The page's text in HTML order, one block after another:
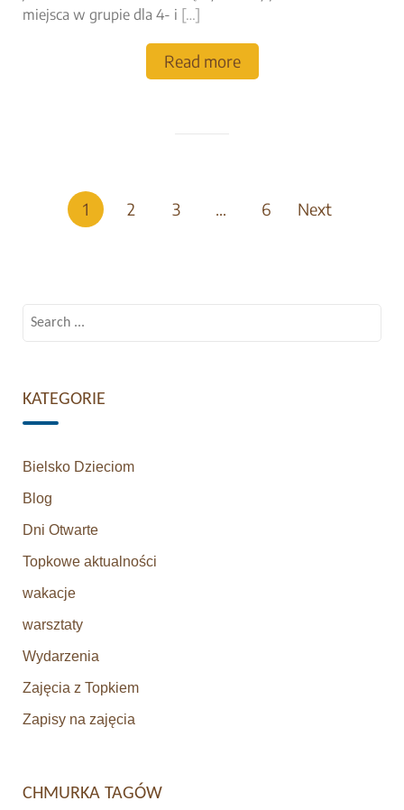
miejsca w grupie dla 4- i […]
Read more
Stronicowanie
1 2 3 … 6 Next
Search
KATEGORIE
Bielsko Dzieciom
Blog
Dni Otwarte
Topkowe aktualności
wakacje
warsztaty
Wydarzenia
Zajęcia z Topkiem
Zapisy na zajęcia
CHMURKA TAGÓW